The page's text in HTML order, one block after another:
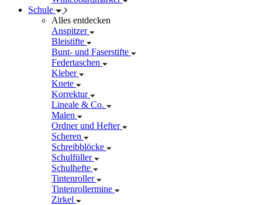
Schule
Alles entdecken
Anspitzer
Bleistifte
Bunt- und Faserstifte
Federtaschen
Kleber
Knete
Korrektur
Lineale & Co.
Malen
Ordner und Hefter
Scheren
Schreibblöcke
Schulfüller
Schulhefte
Tintenroller
Tintenrollermine
Zirkel